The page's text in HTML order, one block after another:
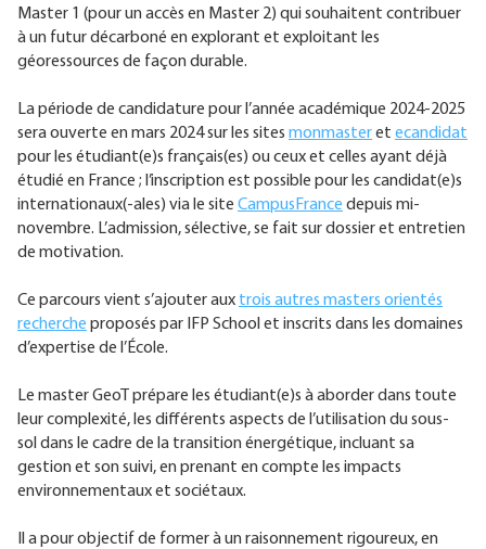
Master 1 (pour un accès en Master 2) qui souhaitent contribuer
à un futur décarboné en explorant et exploitant les
géoressources de façon durable.
La période de candidature pour l’année académique 2024-2025
sera ouverte en mars 2024 sur les sites monmasteret ecandidat
pour les étudiant(e)s français(es) ou ceux et celles ayant déjà
étudié en France ; l’inscription est possible pour les candidat(e)s
internationaux(-ales) via le site CampusFrance depuis mi-
novembre. L’admission, sélective, se fait sur dossier et entretien
de motivation.
Ce parcours vient s’ajouter aux trois autres masters orientés
recherche proposés par IFP School et inscrits dans les domaines
d’expertise de l’École.
Le master GeoT prépare les étudiant(e)s à aborder dans toute
leur complexité, les différents aspects de l’utilisation du sous-
sol dans le cadre de la transition énergétique, incluant sa
gestion et son suivi, en prenant en compte les impacts
environnementaux et sociétaux.
Il a pour objectif de former à un raisonnement rigoureux, en